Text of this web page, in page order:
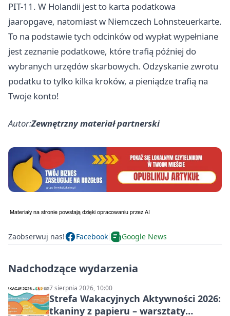
PIT-11. W Holandii jest to karta podatkowa
jaaropgave, natomiast w Niemczech Lohnsteuerkarte.
To na podstawie tych odcinków od wypłat wypełniane
jest zeznanie podatkowe, które trafią później do
wybranych urzędów skarbowych. Odzyskanie zwrotu
podatku to tylko kilka kroków, a pieniądze trafią na
Twoje konto!
Autor:Zewnętrzny materiał partnerski
Zaobserwuj nas! Facebook Google News
Nadchodzące wydarzenia
7 sierpnia 2026, 10:00
Strefa Wakacyjnych Aktywności 2026:
tkaniny z papieru – warsztaty